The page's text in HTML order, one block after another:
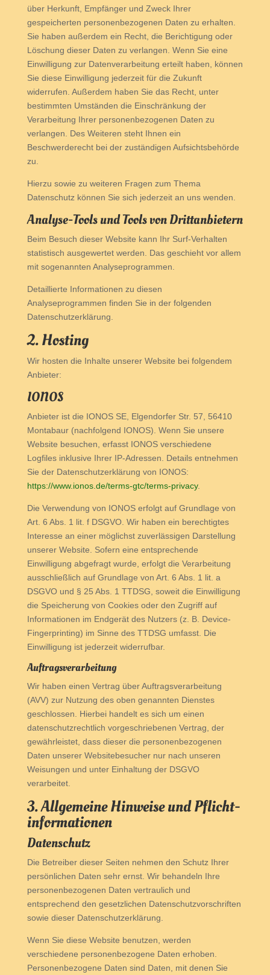
über Herkunft, Empfänger und Zweck Ihrer
gespeicherten personenbezogenen Daten zu erhalten.
Sie haben außerdem ein Recht, die Berichtigung oder
Löschung dieser Daten zu verlangen. Wenn Sie eine
Einwilligung zur Datenverarbeitung erteilt haben, können
Sie diese Einwilligung jederzeit für die Zukunft
widerrufen. Außerdem haben Sie das Recht, unter
bestimmten Umständen die Einschränkung der
Verarbeitung Ihrer personenbezogenen Daten zu
verlangen. Des Weiteren steht Ihnen ein
Beschwerderecht bei der zuständigen Aufsichtsbehörde
zu.
Hierzu sowie zu weiteren Fragen zum Thema
Datenschutz können Sie sich jederzeit an uns wenden.
Analyse-Tools und Tools von Dritt­anbietern
Beim Besuch dieser Website kann Ihr Surf-Verhalten
statistisch ausgewertet werden. Das geschieht vor allem
mit sogenannten Analyseprogrammen.
Detaillierte Informationen zu diesen
Analyseprogrammen finden Sie in der folgenden
Datenschutzerklärung.
2. Hosting
Wir hosten die Inhalte unserer Website bei folgendem
Anbieter:
IONOS
Anbieter ist die IONOS SE, Elgendorfer Str. 57, 56410
Montabaur (nachfolgend IONOS). Wenn Sie unsere
Website besuchen, erfasst IONOS verschiedene
Logfiles inklusive Ihrer IP-Adressen. Details entnehmen
Sie der Datenschutzerklärung von IONOS:
https://www.ionos.de/terms-gtc/terms-privacy.
Die Verwendung von IONOS erfolgt auf Grundlage von
Art. 6 Abs. 1 lit. f DSGVO. Wir haben ein berechtigtes
Interesse an einer möglichst zuverlässigen Darstellung
unserer Website. Sofern eine entsprechende
Einwilligung abgefragt wurde, erfolgt die Verarbeitung
ausschließlich auf Grundlage von Art. 6 Abs. 1 lit. a
DSGVO und § 25 Abs. 1 TTDSG, soweit die Einwilligung
die Speicherung von Cookies oder den Zugriff auf
Informationen im Endgerät des Nutzers (z. B. Device-
Fingerprinting) im Sinne des TTDSG umfasst. Die
Einwilligung ist jederzeit widerrufbar.
Auftragsverarbeitung
Wir haben einen Vertrag über Auftragsverarbeitung
(AVV) zur Nutzung des oben genannten Dienstes
geschlossen. Hierbei handelt es sich um einen
datenschutzrechtlich vorgeschriebenen Vertrag, der
gewährleistet, dass dieser die personenbezogenen
Daten unserer Websitebesucher nur nach unseren
Weisungen und unter Einhaltung der DSGVO
verarbeitet.
3. Allgemeine Hinweise und Pflicht­
informationen
Datenschutz
Die Betreiber dieser Seiten nehmen den Schutz Ihrer
persönlichen Daten sehr ernst. Wir behandeln Ihre
personenbezogenen Daten vertraulich und
entsprechend den gesetzlichen Datenschutzvorschriften
sowie dieser Datenschutzerklärung.
Wenn Sie diese Website benutzen, werden
verschiedene personenbezogene Daten erhoben.
Personenbezogene Daten sind Daten, mit denen Sie